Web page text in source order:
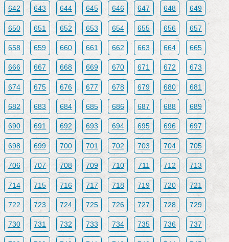
642 643 644 645 646 647 648 649
650 651 652 653 654 655 656 657
658 659 660 661 662 663 664 665
666 667 668 669 670 671 672 673
674 675 676 677 678 679 680 681
682 683 684 685 686 687 688 689
690 691 692 693 694 695 696 697
698 699 700 701 702 703 704 705
706 707 708 709 710 711 712 713
714 715 716 717 718 719 720 721
722 723 724 725 726 727 728 729
730 731 732 733 734 735 736 737